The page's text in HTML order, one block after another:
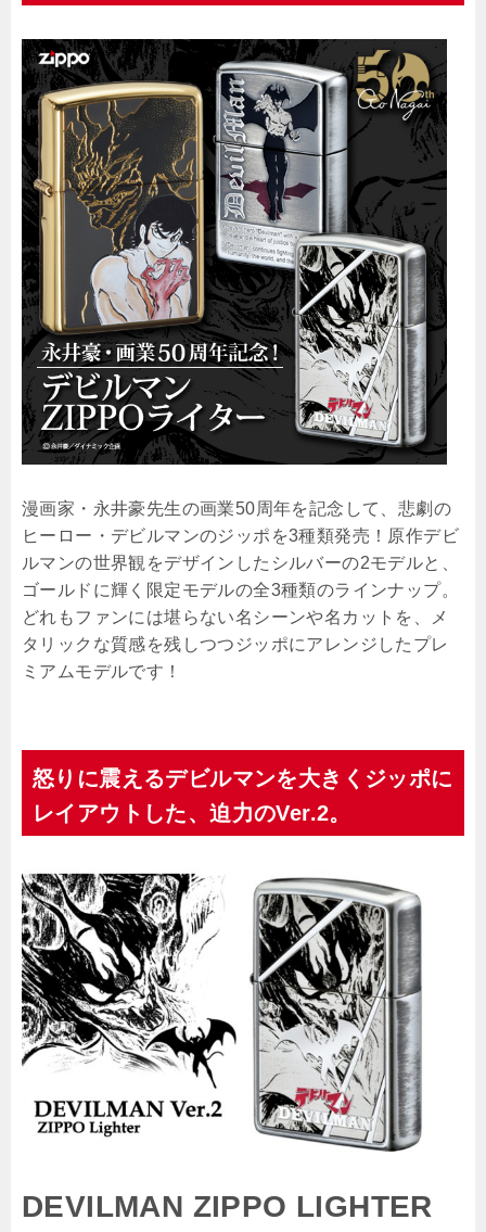
漫画家・永井豪先生の画業50周年を記念して、悲劇の
ヒーロー・デビルマンのジッポを3種類発売！原作デビ
ルマンの世界観をデザインしたシルバーの2モデルと、
ゴールドに輝く限定モデルの全3種類のラインナップ。
どれもファンには堪らない名シーンや名カットを、メ
タリックな質感を残しつつジッポにアレンジしたプレ
ミアムモデルです！
怒りに震えるデビルマンを大きくジッポに
レイアウトした、迫力のVer.2。
DEVILMAN ZIPPO LIGHTER